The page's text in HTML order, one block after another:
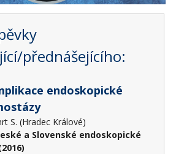
přednášejícího:
endoskopické
S. (Hradec Králové)
a Slovenské endoskopické